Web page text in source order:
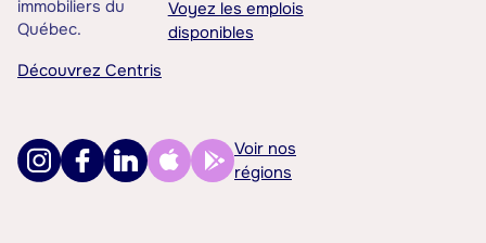
immobiliers du
Québec.
Découvrez Centris
Voyez les emplois
disponibles
Voir nos
régions